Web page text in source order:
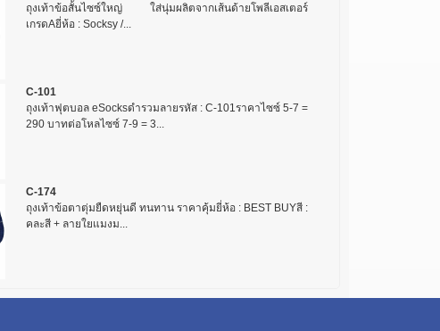
ถุงเท้าข้อสั้นไซซ์ใหญ่ ใส่นุ่มผลิตจากเส้นด้ายโพลีเอสเตอร์
เกรดAยี่ห้อ : Socksy /...
C-101
ถุงเท้าฟุตบอล eSocksดำรวมลายรหัส : C-101ราคาไซซ์ 5-7 =
290 บาทต่อโหลไซซ์ 7-9 = 3...
C-174
ถุงเท้าข้อตาตุ่มยืดหยุ่นดี ทนทาน ราคาคุ้มยี่ห้อ : BEST BUYสี :
คละสี + ลายใยแมงม...